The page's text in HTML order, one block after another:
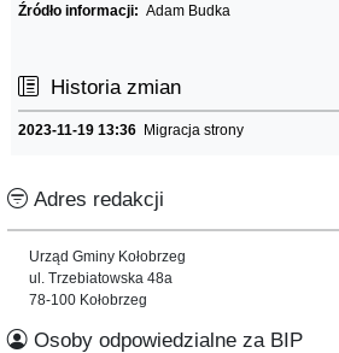
Źródło informacji: Adam Budka
Historia zmian
2023-11-19 13:36 Migracja strony
Adres redakcji
Urząd Gminy Kołobrzeg
ul. Trzebiatowska 48a
78-100 Kołobrzeg
Osoby odpowiedzialne za BIP